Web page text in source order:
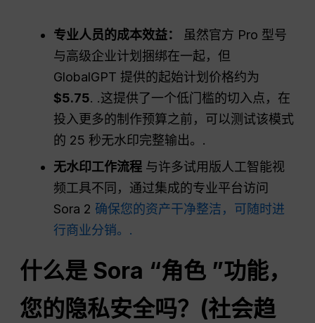
专业人员的成本效益：
虽然官方 Pro 型号
与高级企业计划捆绑在一起，但
GlobalGPT 提供的起始计划价格约为
$5.75. .这提供了一个低门槛的切入点，在
投入更多的制作预算之前，可以测试该模式
的 25 秒无水印完整输出。.
无水印工作流程 与许多试用版人工智能视
频工具不同，通过集成的专业平台访问
Sora 2 确保您的资产干净整洁，可随时进
行商业分销。.
什么是 Sora “角色 ”功能，
您的隐私安全吗？(社会趋